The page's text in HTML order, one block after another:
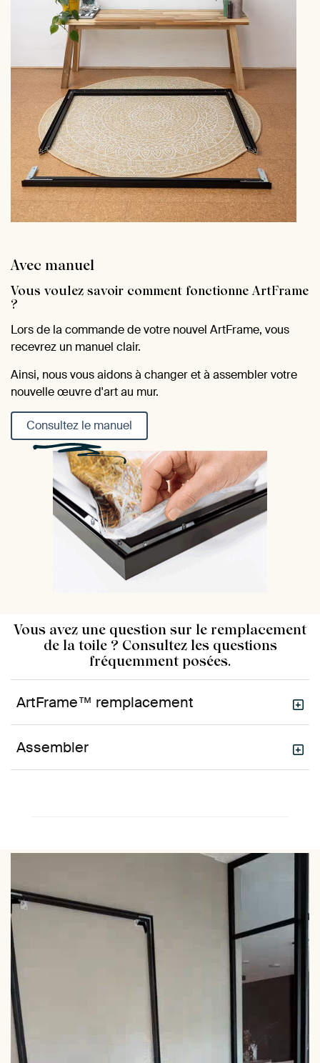
Avec manuel
Vous voulez savoir comment fonctionne ArtFrame
?
Lors de la commande de votre nouvel ArtFrame, vous
recevrez un manuel clair.
Ainsi, nous vous aidons à changer et à assembler votre
nouvelle œuvre d'art au mur.
Consultez le manuel
Vous avez une question sur le remplacement
de la toile ? Consultez les questions
fréquemment posées.
ArtFrame™ remplacement
Assembler